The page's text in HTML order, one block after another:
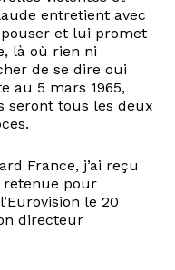
entretient avec
et lui promet
là où rien ni
de se dire oui
au 5 mars 1965,
seront tous les deux
France, j’ai reçu
retenue pour
le 20
directeur